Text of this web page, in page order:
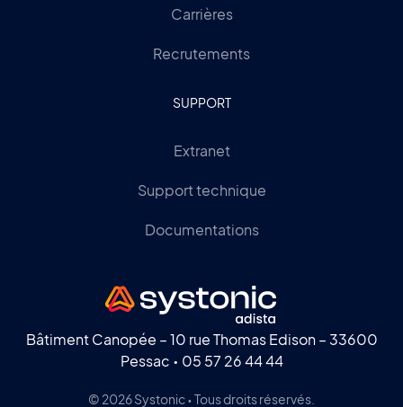
Carrières
Recrutements
SUPPORT
Extranet
Support technique
Documentations
Bâtiment Canopée – 10 rue Thomas Edison – 33600
Pessac • 05 57 26 44 44
© 2026 Systonic • Tous droits réservés.